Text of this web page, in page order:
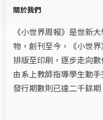
關於我們
《小世界周報》是世新
物，創刊至今，《小世
排版至印刷，逐步走向
由系上教師指導學生動
發行期數則已達二千餘期